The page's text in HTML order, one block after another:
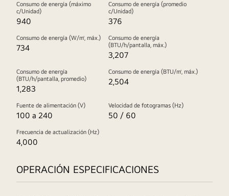
Consumo de energía (máximo
c/Unidad)
940
Consumo de energía (promedio
c/Unidad)
376
Consumo de energía (W/㎡, máx.)
734
Consumo de energía
(BTU/h/pantalla, máx.)
3,207
Consumo de energía
(BTU/h/pantalla, promedio)
1,283
Consumo de energía (BTU/㎡, máx.)
2,504
Fuente de alimentación (V)
100 a 240
Velocidad de fotogramas (Hz)
50 / 60
Frecuencia de actualización (Hz)
4,000
OPERACIÓN ESPECIFICACIONES